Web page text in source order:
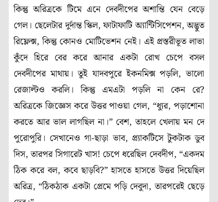
কিন্তু অরিত্রকে টিমে এনে দেবদীপের অশান্তি যেন বেড়ে
গেল। ছেলেটার দুর্দান্ত স্কিল, ফাটাফাটি অ্যান্টিসিপেশন, অদ্ভুত
রিফ্লেক্স, কিন্তু কোনও মোটিভেশন নেই। এই প্রস্তরীভূত লাভা
কুঁদে হিরে বের করে আনার একটা রোখ চেপে বসল
দেবদীপের মাথায়। তুই যাদবপুরে ইকনমিক্স পড়লি, ভালো
রেজাল্টও করলি। কিন্তু এমএটা পড়লি না কেন রে?
অরিত্রকে জিজ্ঞেস করে উত্তর পাওয়া গেল, “ধ্যুর, পড়াশোনা
করতে আর ভাল লাগছিল না।” বেশ, তাহলে খেলায় মন দে
পুরোপুরি। সেখানেও গা-ছাড়া ভাব, প্র্যাকটিসে টুকটাক ডুব
দিস, তারপর সিগারেট খাস! চেপে ধরেছিল দেবদীপ, “একদম
ঠিক করে বল, কবে ছাড়বি?” হাসতে হাসতে উত্তর দিয়েছিল
অরিত্র, “ঠিকঠাক একটা প্রেমে পড়ি দেবুদা, তারপরেই ছেড়ে